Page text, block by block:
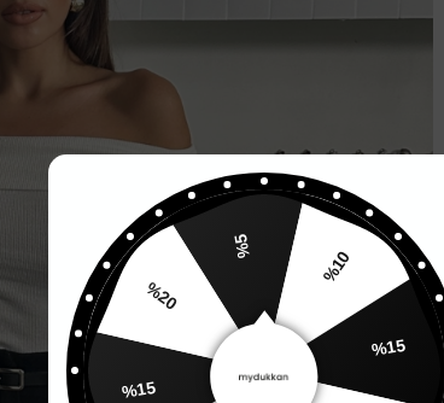
%5
%10
%15
%15
%20